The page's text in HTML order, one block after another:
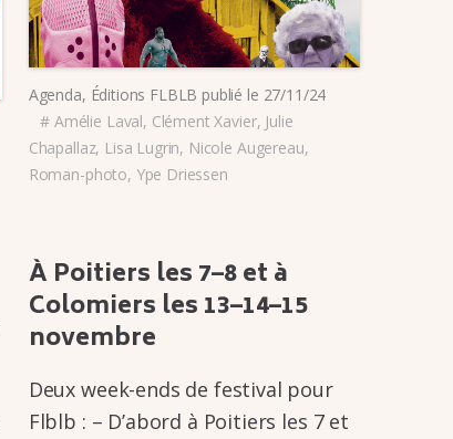
Agenda, Éditions FLBLB publié le 27/11/24
# Amélie Laval, Clément Xavier, Julie
Chapallaz, Lisa Lugrin, Nicole Augereau,
Roman-photo, Ype Driessen
À Poitiers les 7–8 et à
Colo­miers les 13–14–15
novembre
Deux week-ends de festi­­val pour
Flblb : – D’abord à Poitiers les 7 et